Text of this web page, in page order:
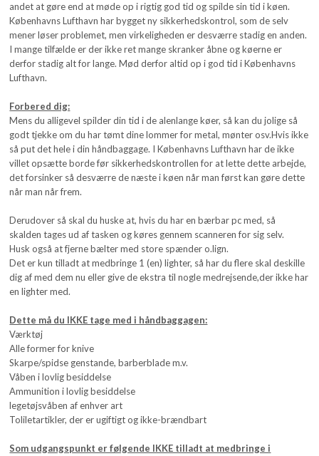
andet at gøre end at møde op i rigtig god tid og spilde sin tid i køen.
Københavns Lufthavn har bygget ny sikkerhedskontrol, som de selv
mener løser problemet, men virkeligheden er desværre stadig en anden.
I mange tilfælde er der ikke ret mange skranker åbne og køerne er
derfor stadig alt for lange. Mød derfor altid op i god tid i Københavns
Lufthavn.
Forbered dig:
Mens du alligevel spilder din tid i de alenlange køer, så kan du jolige så
godt tjekke om du har tømt dine lommer for metal, mønter osv.Hvis ikke
så put det hele i din håndbaggage. I Københavns Lufthavn har de ikke
villet opsætte borde før sikkerhedskontrollen for at lette dette arbejde,
det forsinker så desværre de næste i køen når man først kan gøre dette
når man når frem.
Derudover så skal du huske at, hvis du har en bærbar pc med, så
skalden tages ud af tasken og køres gennem scanneren for sig selv.
Husk også at fjerne bælter med store spænder o.lign.
Det er kun tilladt at medbringe 1 (en) lighter, så har du flere skal deskille
dig af med dem nu eller give de ekstra til nogle medrejsende,der ikke har
en lighter med.
Dette må du IKKE tage med i håndbaggagen:
Værktøj
Alle former for knive
Skarpe/spidse genstande, barberblade m.v.
Våben i lovlig besiddelse
Ammunition i lovlig besiddelse
legetøjsvåben af enhver art
Toliletartikler, der er ugiftigt og ikke-brændbart
Som udgangspunkt er følgende IKKE tilladt at medbringe i